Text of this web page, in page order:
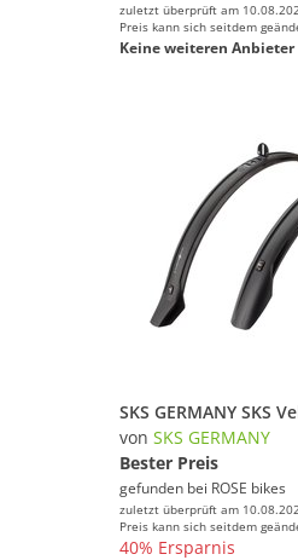
zuletzt überprüft am
Preis kann sich seitdem
Keine weiteren Anbieter
von SKS GERMANY
Bester Preis
gefunden bei ROSE bikes
zuletzt überprüft am
Preis kann sich seitdem
40% Ersparnis